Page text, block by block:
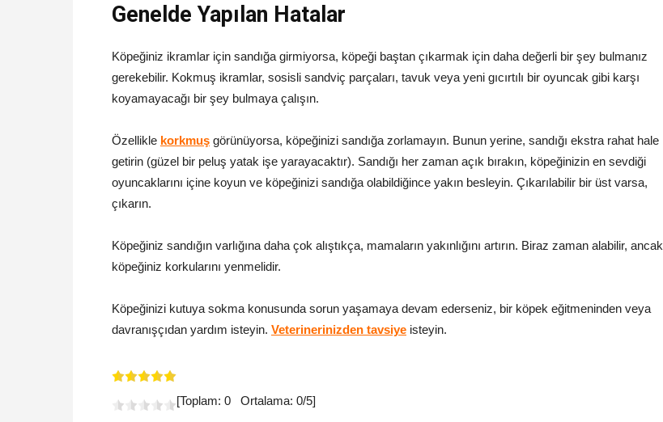
Genelde Yapılan Hatalar
Köpeğiniz ikramlar için sandığa girmiyorsa, köpeği baştan çıkarmak için daha değerli bir şey bulmanız
gerekebilir. Kokmuş ikramlar, sosisli sandviç parçaları, tavuk veya yeni gıcırtılı bir oyuncak gibi karşı
koyamayacağı bir şey bulmaya çalışın.
Özellikle korkmuş görünüyorsa, köpeğinizi sandığa zorlamayın. Bunun yerine, sandığı ekstra rahat hale
getirin (güzel bir peluş yatak işe yarayacaktır). Sandığı her zaman açık bırakın, köpeğinizin en sevdiği
oyuncaklarını içine koyun ve köpeğinizi sandığa olabildiğince yakın besleyin. Çıkarılabilir bir üst varsa,
çıkarın.
Köpeğiniz sandığın varlığına daha çok alıştıkça, mamaların yakınlığını artırın. Biraz zaman alabilir, ancak
köpeğiniz korkularını yenmelidir.
Köpeğinizi kutuya sokma konusunda sorun yaşamaya devam ederseniz, bir köpek eğitmeninden veya
davranışçıdan yardım isteyin. Veterinerinizden tavsiye isteyin.
[Toplam: 0 Ortalama: 0/5]